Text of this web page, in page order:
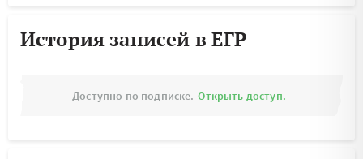
История записей в ЕГР
Доступно по подписке. Открыть доступ.